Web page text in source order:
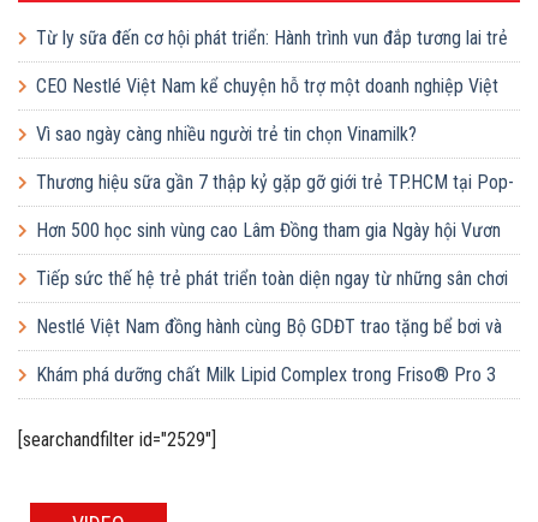
Từ ly sữa đến cơ hội phát triển: Hành trình vun đắp tương lai trẻ
em Việt của Vinamilk
CEO Nestlé Việt Nam kể chuyện hỗ trợ một doanh nghiệp Việt
tăng quy mô gấp 10 lần
Vì sao ngày càng nhiều người trẻ tin chọn Vinamilk?
Thương hiệu sữa gần 7 thập kỷ gặp gỡ giới trẻ TP.HCM tại Pop-
up ‘Thưởng vị hè’
Hơn 500 học sinh vùng cao Lâm Đồng tham gia Ngày hội Vươn
cao Việt Nam
Tiếp sức thế hệ trẻ phát triển toàn diện ngay từ những sân chơi
học đường
Nestlé Việt Nam đồng hành cùng Bộ GDĐT trao tặng bể bơi và
lớp dạy bơi mô hình điểm cho học sinh tại tỉnh Bắc Ninh
Khám phá dưỡng chất Milk Lipid Complex trong Friso® Pro 3
[searchandfilter id="2529"]